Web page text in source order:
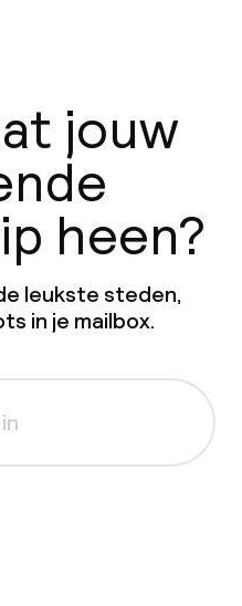
jouw
heen?
leukste steden,
in je mailbox.